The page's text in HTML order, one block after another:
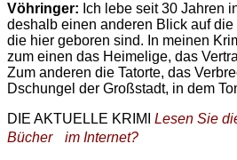
Vöhringer: Ich lebe seit 30 Jahren
deshalb einen anderen Blick auf
die hier geboren sind. In meinen
zum einen das Heimelige, das
Zum anderen die Tatorte, das
Dschungel der Großstadt, in dem
DIE AKTUELLE KRIMI Lesen Sie
Bücher im Internet?